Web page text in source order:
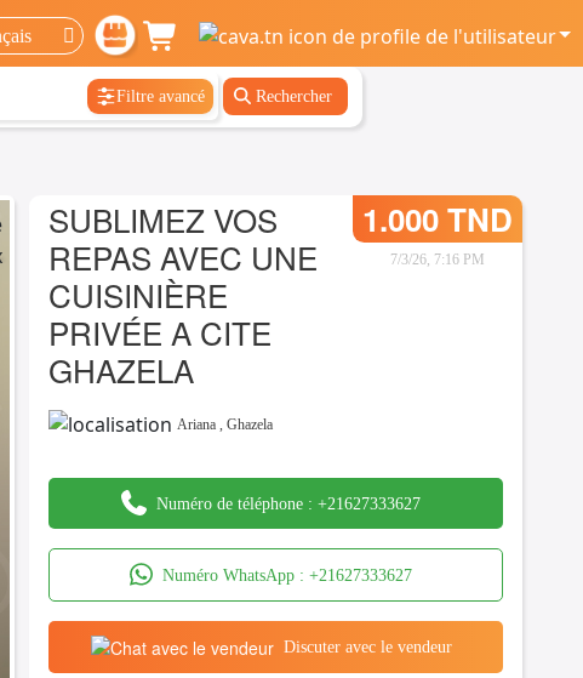
Filtre avancé Rechercher
SUBLIMEZ VOS
REPAS AVEC UNE
CUISINIÈRE
PRIVÉE A CITE
GHAZELA
1.000 TND
7/3/26, 7:16 PM
Ariana ,Ghazela
Numéro de téléphone :+21627333627
Numéro WhatsApp : +21627333627
Discuter avec le vendeur